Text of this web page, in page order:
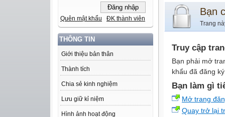
Quên mật khẩu ĐK thành viên
THÔNG TIN
Giới thiệu bản thân
Thành tích
Chia sẻ kinh nghiệm
Lưu giữ kỉ niệm
Hình ảnh hoạt động
Bạn
Trang
Truy cập
Bạn phải mở
khẩu đã đăng
Bạn làm gì
Mở trang
Quay trở lại